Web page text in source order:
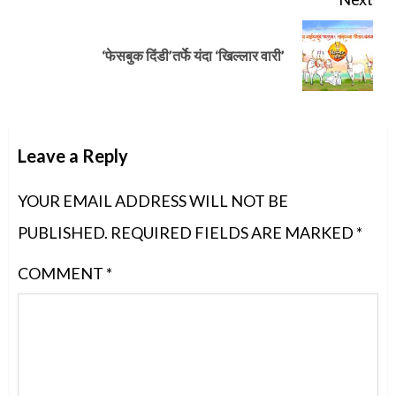
‘फेसबुक दिंडी’तर्फे यंदा ‘खिल्लार वारी’
Leave a Reply
YOUR EMAIL ADDRESS WILL NOT BE
PUBLISHED. REQUIRED FIELDS ARE MARKED *
COMMENT *